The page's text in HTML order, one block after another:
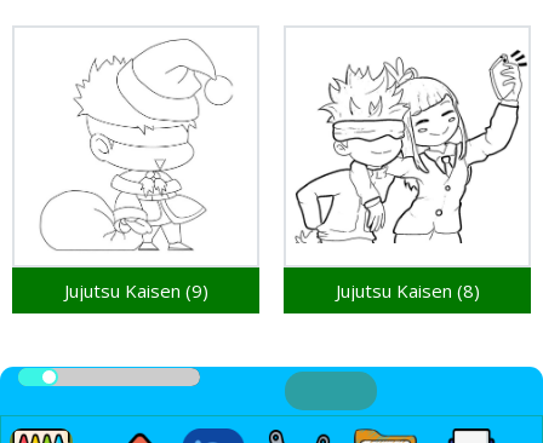
Jujutsu Kaisen (9) Jujutsu Kaisen (8)